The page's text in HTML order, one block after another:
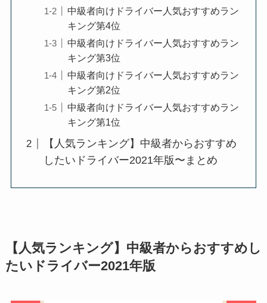
中級者向けドライバー人気おすすめラン
キング第4位
中級者向けドライバー人気おすすめラン
キング第3位
中級者向けドライバー人気おすすめラン
キング第2位
中級者向けドライバー人気おすすめラン
キング第1位
【人気ランキング】中級者からおすすめ
したいドライバー2021年版〜まとめ
【人気ランキング】中級者からおすすめし
たいドライバー2021年版